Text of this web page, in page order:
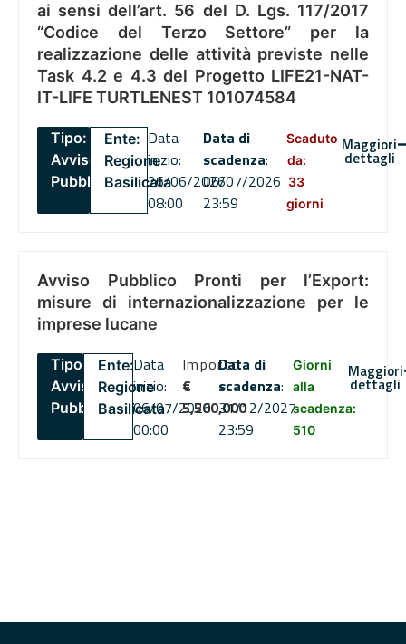
ai sensi dell’art. 56 del D. Lgs. 117/2017
“Codice del Terzo Settore” per la
realizzazione delle attività previste nelle
Task 4.2 e 4.3 del Progetto LIFE21-NAT-
IT-LIFE TURTLENEST 101074584
Tipo:
Avviso
Pubblico
Ente:
Regione
Basilicata
Data
inizio:
26/06/2026
08:00
Data di
scadenza:
06/07/2026
23:59
Scaduto
da:
33
giorni
Maggiori
dettagli
Avviso Pubblico Pronti per l’Export:
misure di internazionalizzazione per le
imprese lucane
Tipo:
Avviso
Pubblico
Ente:
Regione
Basilicata
Data
inizio:
06/07/2026
00:00
Importo
€
5,500,000
Data di
scadenza:
31/12/2027
23:59
Giorni
alla
scadenza:
510
Maggiori
dettagli